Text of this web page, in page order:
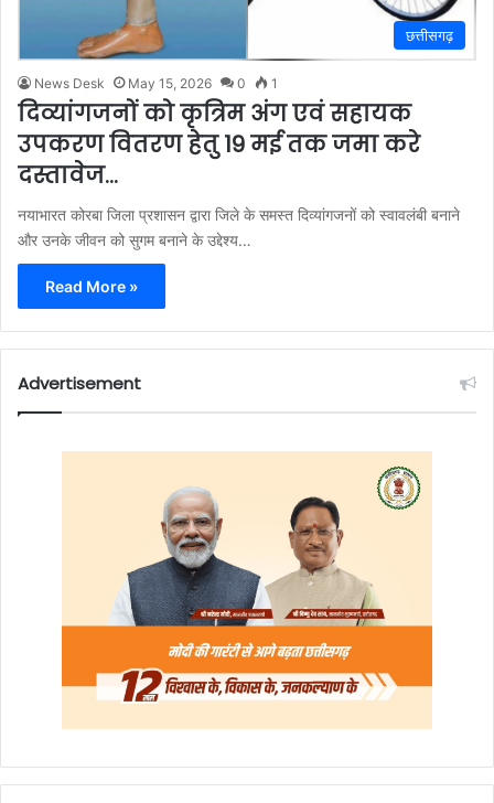
छत्तीसगढ़
News Desk May 15, 2026 0 1
दिव्यांगजनों को कृत्रिम अंग एवं सहायक
उपकरण वितरण हेतु 19 मई तक जमा करे
दस्तावेज…
नयाभारत कोरबा जिला प्रशासन द्वारा जिले के समस्त दिव्यांगजनों को स्वावलंबी बनाने
और उनके जीवन को सुगम बनाने के उद्देश्य…
Read More »
Advertisement